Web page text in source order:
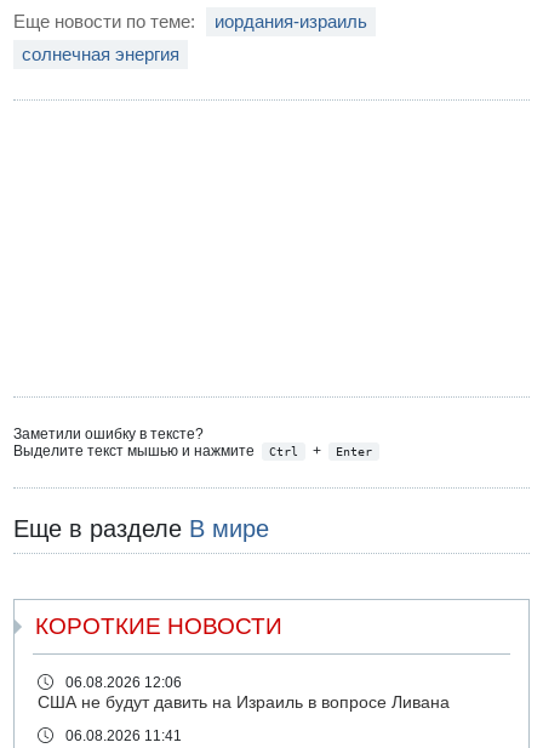
Еще новости по теме:
иордания-израиль
солнечная энергия
Заметили ошибку в тексте?
Выделите текст мышью и нажмите
Ctrl + Enter
Еще в разделе В мире
КОРОТКИЕ НОВОСТИ
06.08.2026 12:06
США не будут давить на Израиль в вопросе Ливана
06.08.2026 11:41